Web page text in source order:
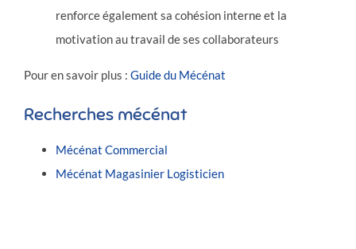
renforce également sa cohésion interne et la
motivation au travail de ses collaborateurs
Pour en savoir plus : Guide du Mécénat
Recherches mécénat
Mécénat Commercial
Mécénat Magasinier Logisticien